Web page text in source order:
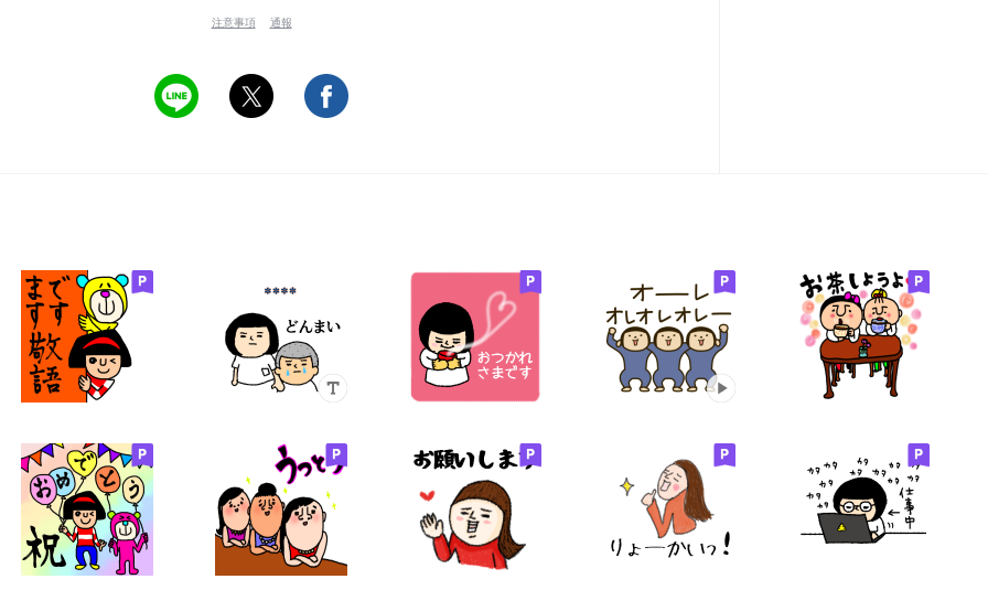
注意事項 通報